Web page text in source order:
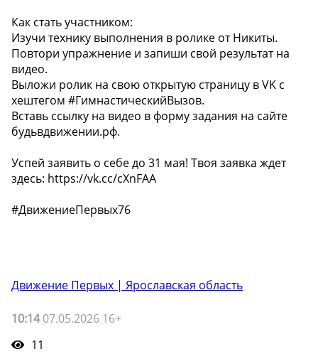
Как стать участником:
Изучи технику выполнения в ролике от Никиты.
Повтори упражнение и запиши свой результат на
видео.
Выложи ролик на свою открытую страницу в VK с
хештегом #ГимнастическийВызов.
Вставь ссылку на видео в форму задания на сайте
будьвдвижении.рф.
Успей заявить о себе до 31 мая! Твоя заявка ждет
здесь: https://vk.cc/cXnFAA
#ДвижениеПервых76
Движение Первых | Ярославская область
10:1407.05.2026 16+
11